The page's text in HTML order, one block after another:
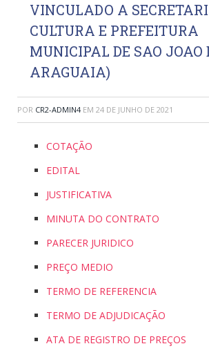
VINCULADO A
CULTURA E PREFEITURA
MUNICIPAL DE SAO JOAO
ARAGUAIA)
POR CR2-ADMIN4 EM 24 DE JUNHO DE 2021
COTAÇÃO
EDITAL
JUSTIFICATIVA
MINUTA DO CONTRATO
PARECER JURIDICO
PREÇO MEDIO
TERMO DE REFERENCIA
TERMO DE ADJUDICAÇÃO
ATA DE REGISTRO DE PREÇOS